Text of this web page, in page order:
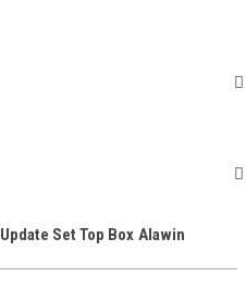
Update Set Top Box Alawin